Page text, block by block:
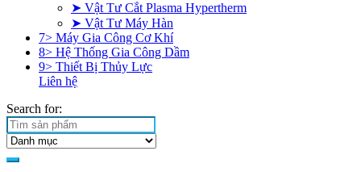
➤ Vật Tư Cắt Plasma Hypertherm
➤ Vật Tư Máy Hàn
7> Máy Gia Công Cơ Khí
8> Hệ Thống Gia Công Dầm
9> Thiết Bị Thủy Lực
Liên hệ
Search for: